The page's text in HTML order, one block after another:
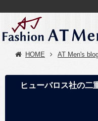
HOME AT Men's
ヒューバロス社の二